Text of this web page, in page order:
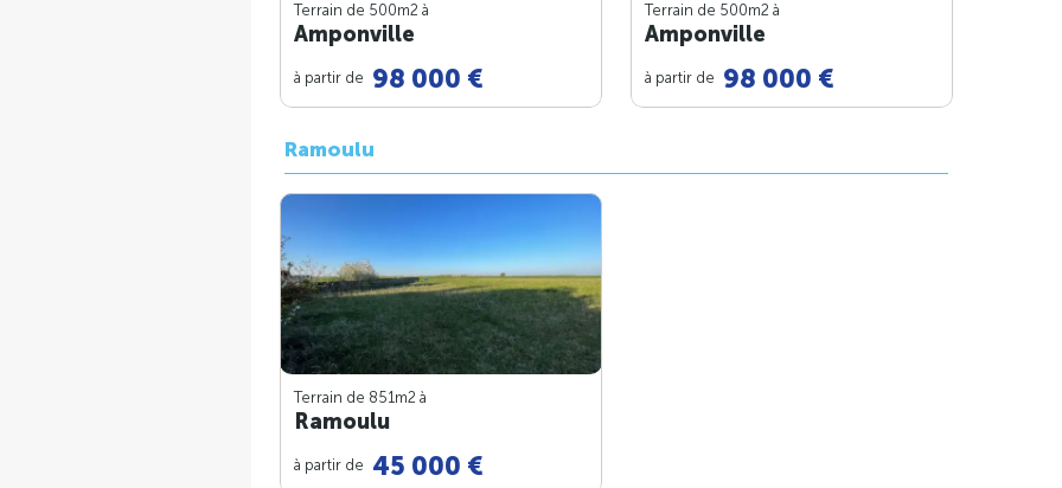
Terrain de 500m2 à
Amponville
à partir de 98 000 €
Terrain de 500m2 à
Amponville
à partir de 98 000 €
Ramoulu
Terrain de 851m2 à
Ramoulu
à partir de 45 000 €